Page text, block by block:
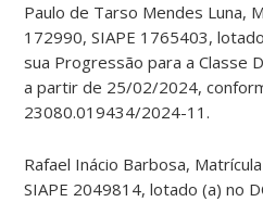
Paulo de Tarso Mendes Luna,
172990, SIAPE 1765403,
sua Progressão para a Classe
a partir de 25/02/2024,
23080.019434/2024-11.
Rafael Inácio Barbosa,
SIAPE 2049814, lotado (a) no